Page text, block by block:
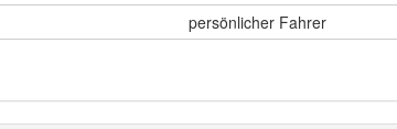
persönlicher Fahrer